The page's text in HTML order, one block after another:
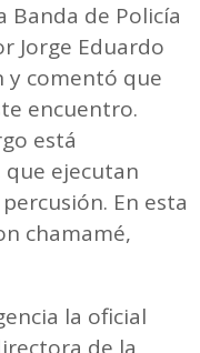
Banda de Policía
Jorge Eduardo
y comentó que
encuentro.
está
ejecutan
En esta
chamamé,
la oficial